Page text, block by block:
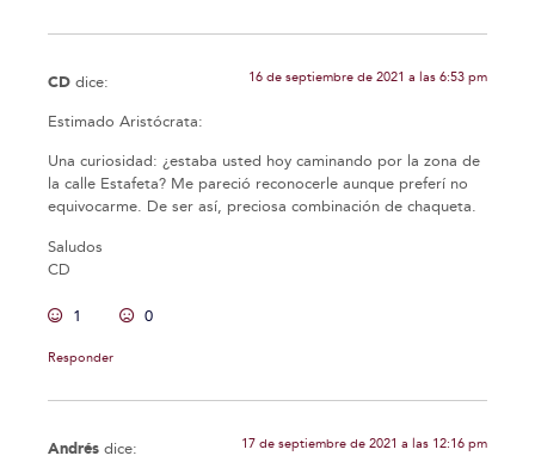
CD dice: 16 de septiembre de 2021 a las 6:53 pm
Estimado Aristócrata:
Una curiosidad: ¿estaba usted hoy caminando por la zona de
la calle Estafeta? Me pareció reconocerle aunque preferí no
equivocarme. De ser así, preciosa combinación de chaqueta.
Saludos
CD
1 0
Responder
Andrés dice: 17 de septiembre de 2021 a las 12:16 pm